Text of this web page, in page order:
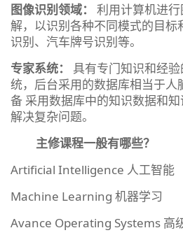
图像识别领域：
利用计算机进
解，以识别各种不同模式的目
识别、汽车牌号识别等。
专家系统：
具有专门知识和经
统，后台采用的数据库相当于人
备 采用数据库中的知识数据和
解决复杂问题。
主修课程一般有哪些？
Artificial Intelligence 人工智能
Machine Learning 机器学习
Avance Operating Systems 高